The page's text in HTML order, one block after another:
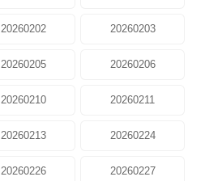
20260202 20260203
20260205 20260206
20260210 20260211
20260213 20260224
20260226 20260227